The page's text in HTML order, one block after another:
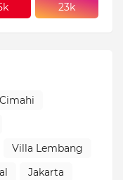
23k
Cimahi
Villa Lembang
Jakarta